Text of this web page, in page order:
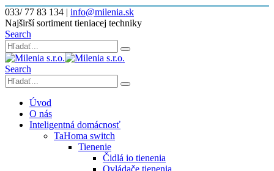
033/ 77 83 134 | info@milenia.sk
Najširší sortiment tieniacej techniky
Search
Search
Úvod
O nás
Inteligentná domácnosť
TaHoma switch
Tienenie
Čidlá io tienenia
Ovládače tienenia